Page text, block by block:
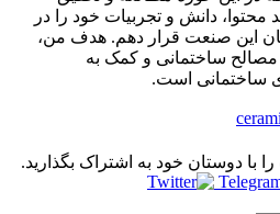
دانش و تجربیات خود را در
این صنعت قرار دهم. هدف من،
مصالح ساختمانی و کمک به
ساختمانی است.
با دوستان خود به اشتراک بگذارید.